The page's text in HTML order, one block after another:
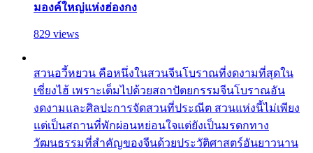
มองค์ใหญ่แห่งฮ่องกง
829 views
สวนอวี้หยวน คือหนึ่งในสวนจีนโบราณที่งดงามที่สุดใน
เซี่ยงไฮ้ เพราะเต็มไปด้วยสถาปัตยกรรมจีนโบราณอัน
งดงามและศิลปะการจัดสวนที่ประณีต สวนแห่งนี้ไม่เพียง
แต่เป็นสถานที่พักผ่อนหย่อนใจแต่ยังเป็นมรดกทาง
วัฒนธรรมที่สำคัญของจีนด้วยประวัติศาสตร์อันยาวนาน